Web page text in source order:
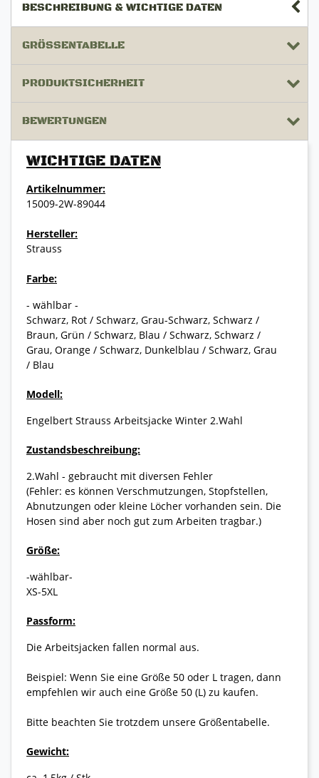
BESCHREIBUNG & WICHTIGE DATEN
GRÖSSENTABELLE
PRODUKTSICHERHEIT
BEWERTUNGEN
WICHTIGE DATEN
Artikelnummer:
15009-2W-89044
Hersteller:
Strauss
Farbe:
- wählbar -
Schwarz, Rot / Schwarz, Grau-Schwarz, Schwarz /
Braun, Grün / Schwarz, Blau / Schwarz, Schwarz /
Grau, Orange / Schwarz, Dunkelblau / Schwarz, Grau
/ Blau
Modell:
Engelbert Strauss Arbeitsjacke Winter 2.Wahl
Zustandsbeschreibung:
2.Wahl - gebraucht mit diversen Fehler
(Fehler: es können Verschmutzungen, Stopfstellen,
Abnutzungen oder kleine Löcher vorhanden sein. Die
Hosen sind aber noch gut zum Arbeiten tragbar.)
Größe:
-wählbar-
XS-5XL
Passform:
Die Arbeitsjacken fallen normal aus.
Beispiel: Wenn Sie eine Größe 50 oder L tragen, dann
empfehlen wir auch eine Größe 50 (L) zu kaufen.
Bitte beachten Sie trotzdem unsere Größentabelle.
Gewicht: